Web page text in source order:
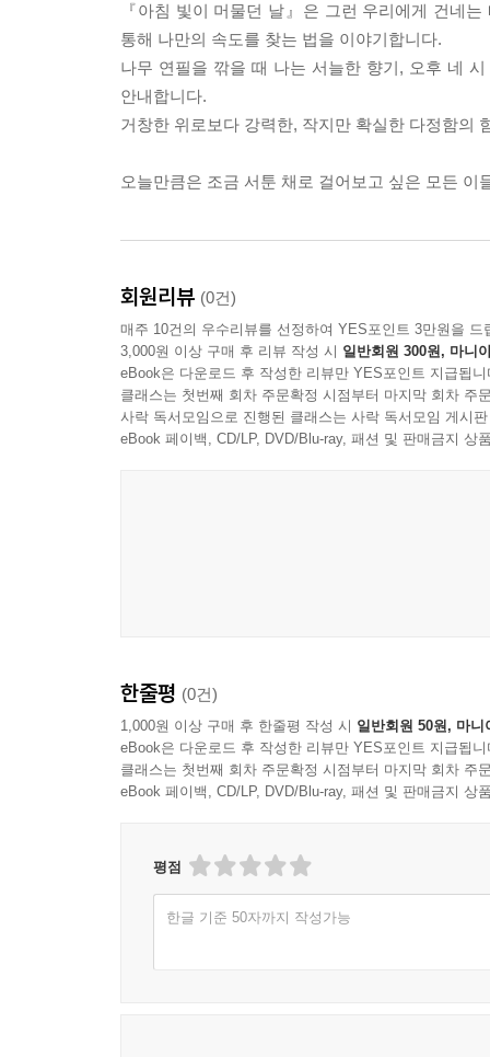
『아침 빛이 머물던 날』은 그런 우리에게 건네
통해 나만의 속도를 찾는 법을 이야기합니다.
나무 연필을 깎을 때 나는 서늘한 향기, 오후 네
안내합니다.
거창한 위로보다 강력한, 작지만 확실한 다정함의
오늘만큼은 조금 서툰 채로 걸어보고 싶은 모든
회원리뷰 (0건)
매주 10건의 우수리뷰를 선정하여 YES포인트 3만원을 드
3,000원 이상 구매 후 리뷰 작성 시 일반회원 300원, 마니
eBook은 다운로드 후 작성한 리뷰만 YES포인트 지급됩니
클래스는 첫번째 회차 주문확정 시점부터 마지막 회차 주
사락 독서모임으로 진행된 클래스는 사락 독서모임 게시
eBook 페이백, CD/LP, DVD/Blu-ray, 패션 및 판매금지 상
한줄평 (0건)
1,000원 이상 구매 후 한줄평 작성 시 일반회원 50원, 마니
eBook은 다운로드 후 작성한 리뷰만 YES포인트 지급됩니
클래스는 첫번째 회차 주문확정 시점부터 마지막 회차 주
eBook 페이백, CD/LP, DVD/Blu-ray, 패션 및 판매금지 상
평점
한글 기준 50자까지 작성가능